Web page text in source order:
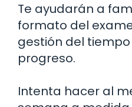
Te ayudarán a
formato del
gestión del
progreso.
Intenta hacer al